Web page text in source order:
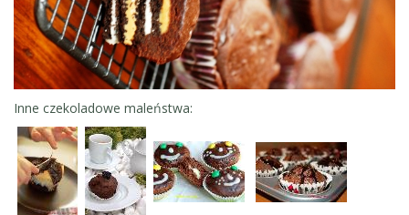
Inne czekoladowe maleństwa: